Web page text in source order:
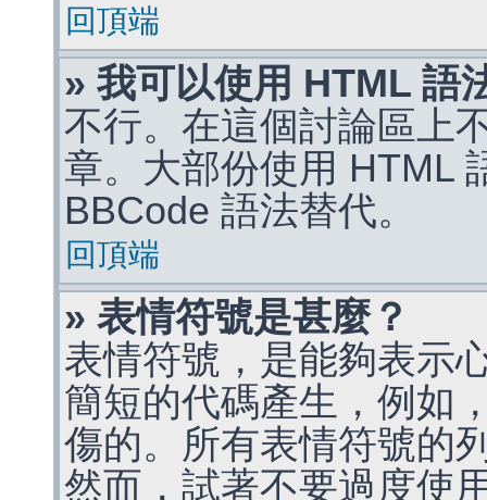
回頂端
» 我可以使用 HTML 語
不行。在這個討論區上
章。大部份使用 HTML
BBCode 語法替代。
回頂端
» 表情符號是甚麼？
表情符號，是能夠表示
簡短的代碼產生，例如
傷的。所有表情符號的
然而，試著不要過度使